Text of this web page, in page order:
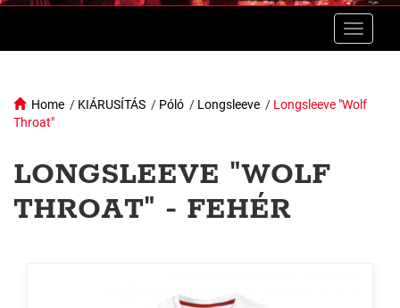
Toggle
Home / KIÁRUSÍTÁS / Póló / Longsleeve / Longsleeve "Wolf
Throat"
LONGSLEEVE "WOLF
THROAT" - FEHÉR